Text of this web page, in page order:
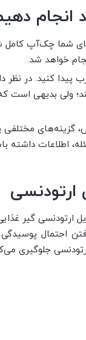
انجام
شما چک‌آپ کامل
خواهد شد.
کنید. در نظر
ولی بدیهی است
گزینه‌های
اطلاعات داشته
ارتودنسی
گیر
احتمال
جلوگیری